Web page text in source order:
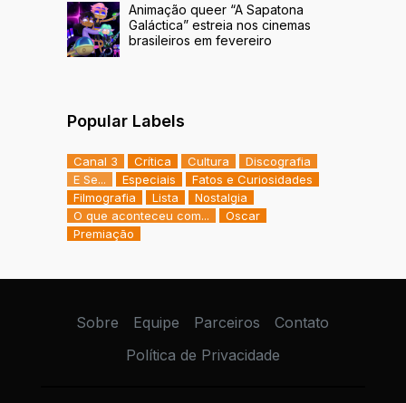
Animação queer “A Sapatona
Galáctica” estreia nos cinemas
brasileiros em fevereiro
Popular Labels
Canal 3 Crítica Cultura
Discografia
E Se...
Especiais
Fatos e Curiosidades
Filmografia
Lista
Nostalgia
O que aconteceu com...
Oscar
Premiação
Sobre Equipe Parceiros
Contato
Política de Privacidade